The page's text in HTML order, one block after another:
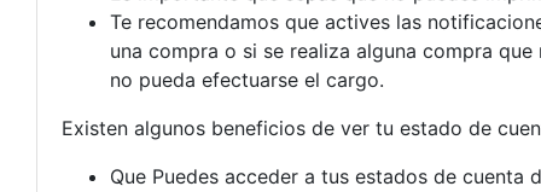
Te recomendamos que actives las
una compra o si se realiza alguna compra
no pueda efectuarse el cargo.
Existen algunos beneficios de ver tu estado de
Que Puedes acceder a tus estados de